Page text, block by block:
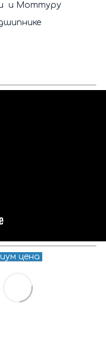
и Моттуру
цена